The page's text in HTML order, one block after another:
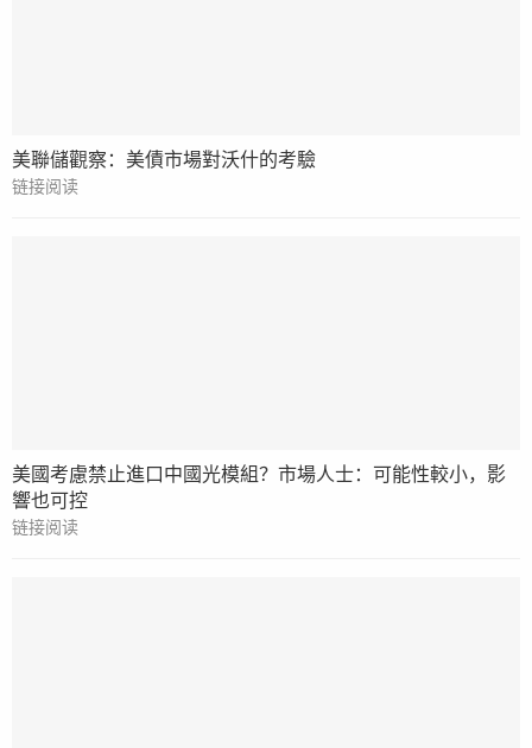
美聯儲觀察：美債市場對沃什的考驗
链接阅读
美國考慮禁止進口中國光模組？市場人士：可能性較小，影
響也可控
链接阅读